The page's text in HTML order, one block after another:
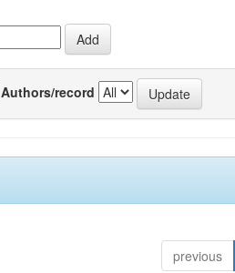
Authors/record
previous